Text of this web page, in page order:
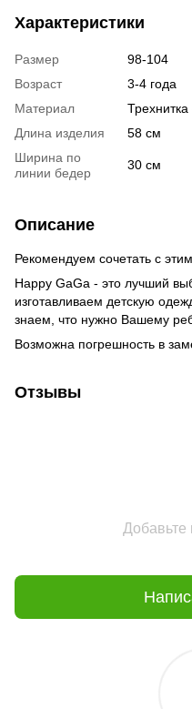
Характеристики
Размер
98-104
Возраст
3-4 года
Материал
Длина изделия
58 см
Ширина по
линии бедер
30 см
Описание
Рекомендуем сочетать с этим
Happy GaGa - это лучший
изготавливаем детскую
знаем, что нужно Вашему
Возможна погрешность в
Отзывы
Добавьте